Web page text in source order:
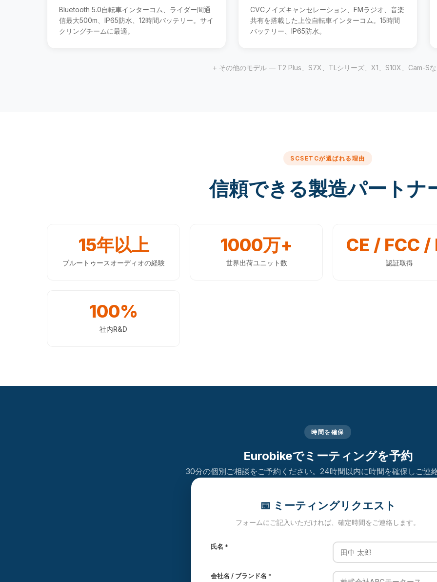
Bluetooth 5.0自転車インターコム、ライダー間通
信最大500m、IP65防水、12時間バッテリー。サイ
クリングチームに最適。
CVCノイズキャンセレーション、FMラジオ、音楽
共有を搭載した上位自転車インターコム。15時間
バッテリー、IP65防水。
+ その他のモデル — T2 Plus、S7X、TLシリーズ、X1、S10X、Cam-S
SCSETCが選ばれる理由
信頼できる製造パートナ
15年以上
ブルートゥースオーディオの経験
1000万+
世界出荷ユニット数
CE / FCC /
認証取得
100%
社内R&D
時間を確保
Eurobikeでミーティングを予約
30分の個別ご相談をご予約ください。24時間以内に時間を確保しご連
📅 ミーティングリクエスト
フォームにご記入いただければ、確定時間をご連絡します。
氏名 *
会社名 / ブランド名 *